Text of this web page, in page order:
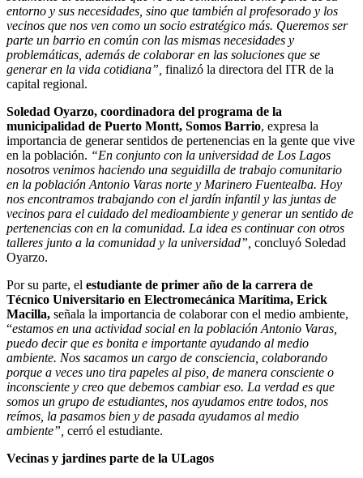
entorno y sus necesidades, sino que también al profesorado y los
vecinos que nos ven como un socio estratégico más. Queremos ser
parte un barrio en común con las mismas necesidades y
problemáticas, además de colaborar en las soluciones que se
generar en la vida cotidiana”, finalizó la directora del ITR de la
capital regional.
Soledad Oyarzo, coordinadora del programa de la
municipalidad de Puerto Montt, Somos Barrio, expresa la
importancia de generar sentidos de pertenencias en la gente que vive
en la población. “En conjunto con la universidad de Los Lagos
nosotros venimos haciendo una seguidilla de trabajo comunitario
en la población Antonio Varas norte y Marinero Fuentealba. Hoy
nos encontramos trabajando con el jardín infantil y las juntas de
vecinos para el cuidado del medioambiente y generar un sentido de
pertenencias con en la comunidad. La idea es continuar con otros
talleres junto a la comunidad y la universidad”, concluyó Soledad
Oyarzo.
Por su parte, el estudiante de primer año de la carrera de
Técnico Universitario en Electromecánica Marítima, Erick
Macilla, señala la importancia de colaborar con el medio ambiente,
“estamos en una actividad social en la población Antonio Varas,
puedo decir que es bonita e importante ayudando al medio
ambiente. Nos sacamos un cargo de consciencia, colaborando
porque a veces uno tira papeles al piso, de manera consciente o
inconsciente y creo que debemos cambiar eso. La verdad es que
somos un grupo de estudiantes, nos ayudamos entre todos, nos
reímos, la pasamos bien y de pasada ayudamos al medio
ambiente”, cerró el estudiante.
Vecinas y jardines parte de la ULagos